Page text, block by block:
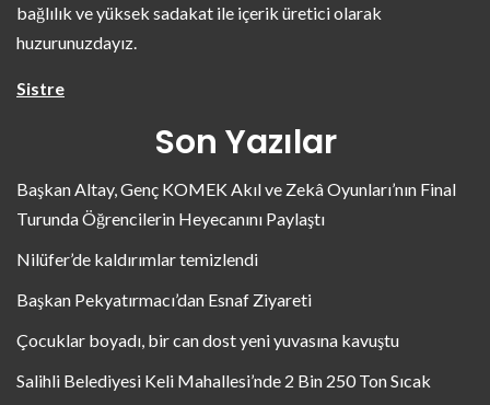
bağlılık ve yüksek sadakat ile içerik üretici olarak
huzurunuzdayız.
Sistre
Son Yazılar
Başkan Altay, Genç KOMEK Akıl ve Zekâ Oyunları’nın Final
Turunda Öğrencilerin Heyecanını Paylaştı
Nilüfer’de kaldırımlar temizlendi
Başkan Pekyatırmacı’dan Esnaf Ziyareti
Çocuklar boyadı, bir can dost yeni yuvasına kavuştu
Salihli Belediyesi Keli Mahallesi’nde 2 Bin 250 Ton Sıcak